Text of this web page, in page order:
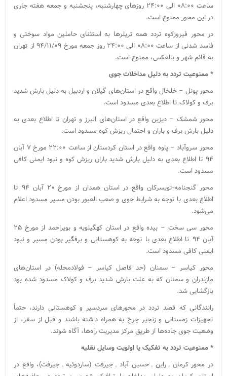
ساعت ۰۸:۰۰ الی ۲۴:۰۰ روزهای چهارشنبه، پنجشنبه و جمعه هفته جاری
در این محور ممنوع ‌است.
در محور فیروزکوه‌ تردد همه تریلرها به استثنای حاملین مواد سوختی و
فاسد شدنی از ساعت ۰۸:۰۰ الی ۲۴:۰۰ روز جمعه مورخ ۹۴/۱۱/۰۹ از تهران
به قائم شهر و بالعکس، ممنوع ‌است.
* ممنوعیت تردد به دلیل مداخلات جوی‌
محور پونل – خلخال واقع در استان‌های گیلان و اردبیل به دلیل بارش شدید
برف و کولاک تا اطلاع بعدی‌ مسدود است.
محور شمشک – دیزین واقع در استان‌های البرز و تهران‌‌ تا اطلاع بعدی به
دلیل بارش برف و باران و احتمال ریزش کوه‌ مسدود‌ است‌.
‌محور سروآباد – پاوه ‌واقع در استان کردستان‌ از ساعت ۲۲:۰۰ مورخ ۷ آبان
۹۴ تا اطلاع بعدی به دلیل بارش شدید باران‌ ریزش کوه و نبود ایمنی کافی
مسدود ‌است.
محور گنجنامه-تویسرکان ‌واقع در استان همدان‌ از مورخ ۲۰ آبان ۹۴ تا
اطلاع بعدی‌ با توجه به شرایط جوی و صعب العبور بودن مسیر مسدود اعلام
می‌شود.‌
محور سی سخت – بیده‌ واقع در استان کهگیلویه و بویراحمد از مورخ ۲۵
آبان ۹۴ تا اطلاع بعدی ‌با توجه به کوهستانی و برفگیر بودن مسیر و نبود
ایمنی کافی ‌مسدود ‌است.
محور کیاسر – سمنان (حد فاصل کیاسر – فولادمحله) در استان‌های
مازندران و سمنان که به علت بارش شدید برف و کولاک مسدود شده بود‌
بازگشایی ‌شد.
رانندگانی که قصد تردد در محورهای سردسیر و کوهستانی دارند، حتماً
تجهیزات زمستانی و زنجیر چرخ به همراه داشته باشند و قبل از سفر، از
وضعیت جوی جاده‌ها از طریق مرکز مدیریت راه‌ها، آگاه شوند.
* ممنوعیت تردد به‌ تفکیک یا اولویت وسایل نقلیه‌
در محور کرمان ـ راین ـ حسین آباد ـ جیرفت (ساردوئیه ـ جیرفت)، واقع در